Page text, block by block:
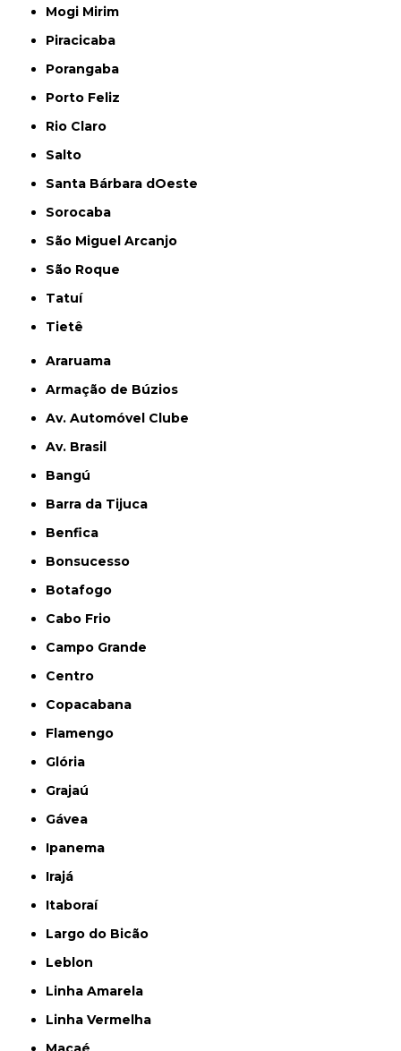
Mogi Mirim
Piracicaba
Porangaba
Porto Feliz
Rio Claro
Salto
Santa Bárbara dOeste
Sorocaba
São Miguel Arcanjo
São Roque
Tatuí
Tietê
Araruama
Armação de Búzios
Av. Automóvel Clube
Av. Brasil
Bangú
Barra da Tijuca
Benfica
Bonsucesso
Botafogo
Cabo Frio
Campo Grande
Centro
Copacabana
Flamengo
Glória
Grajaú
Gávea
Ipanema
Irajá
Itaboraí
Largo do Bicão
Leblon
Linha Amarela
Linha Vermelha